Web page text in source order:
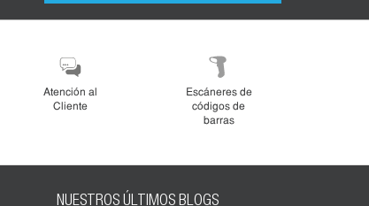
Atención al
Cliente
Escáneres de
códigos de
barras
NUESTROS ÚLTIMOS BLOGS